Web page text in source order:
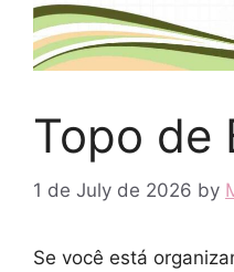
Topo de
1 de July de 2026 by
Se você está